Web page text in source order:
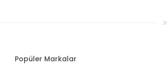
Popüler Markalar